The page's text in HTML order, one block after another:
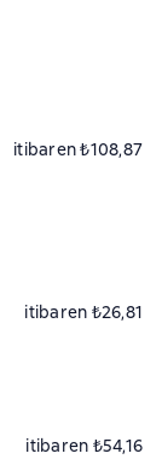
itibaren ₺108,87
itibaren ₺26,81
itibaren ₺54,16